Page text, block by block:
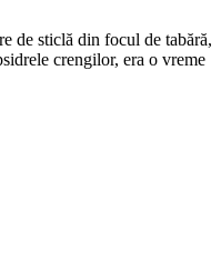
de sticlă din focul de tabără,
crengilor, era o vreme